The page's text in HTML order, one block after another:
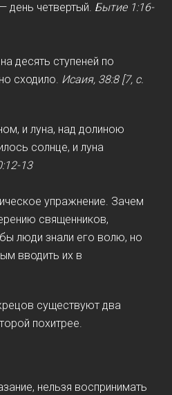
день четвертый. Бытие 1:16-
десять ступеней по
сходило. Исаия, 38:8 [7, c.
и луна, над долиною
солнце, и луна
13
упражнение. Зачем
священников,
люди знали его волю, но
вводить их в
существуют два
похитрее.
нельзя воспринимать